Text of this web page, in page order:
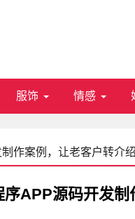
服饰 情感
作案例，让老客户转介
APP源码开发